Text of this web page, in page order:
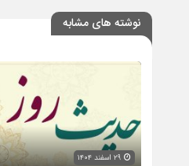
نوشته های مشابه